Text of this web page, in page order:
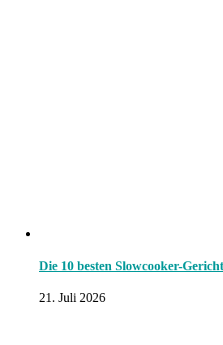
Die 10 besten Slowcooker-
21. Juli 2026